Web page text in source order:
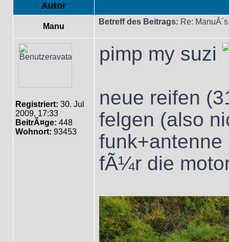
Autor
Manu
Betreff des Beitrags: Re:
Registriert: 30. Jul
2009, 17:33
BeitrÃ¤ge: 448
Wohnort: 93453
pimp my suzi
neue reifen
felgen (also
fÃ¼r die